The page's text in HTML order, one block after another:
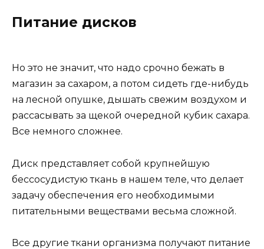
Питание дисков
Но это не значит, что надо срочно бежать в
магазин за сахаром, а потом сидеть где-нибудь
на лесной опушке, дышать свежим воздухом и
рассасывать за щекой очередной кубик сахара.
Все немного сложнее.
Диск представляет собой крупнейшую
бессосудистую ткань в нашем теле, что делает
задачу обеспечения его необходимыми
питательными веществами весьма сложной.
Все другие ткани организма получают питание